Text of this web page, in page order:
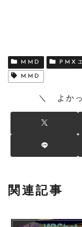
MMD PMX
MMD
＼ よか
関連記事